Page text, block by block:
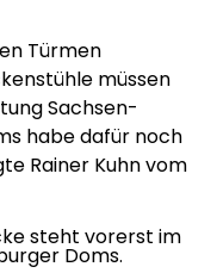
Türmen
müssen
Sachsen-
habe dafür noch
Rainer Kuhn vom